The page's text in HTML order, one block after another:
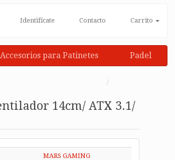
Identifícate Contacto Carrito
Accesorios para Patinetes Padel
14cm/ ATX 3.1/
MARS GAMING